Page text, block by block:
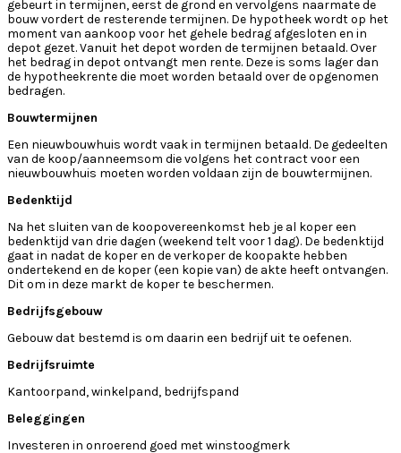
gebeurt in termijnen, eerst de grond en vervolgens naarmate de
bouw vordert de resterende termijnen. De hypotheek wordt op het
moment van aankoop voor het gehele bedrag afgesloten en in
depot gezet. Vanuit het depot worden de termijnen betaald. Over
het bedrag in depot ontvangt men rente. Deze is soms lager dan
de hypotheekrente die moet worden betaald over de opgenomen
bedragen.
Bouwtermijnen
Een nieuwbouwhuis wordt vaak in termijnen betaald. De gedeelten
van de koop/aanneemsom die volgens het contract voor een
nieuwbouwhuis moeten worden voldaan zijn de bouwtermijnen.
Bedenktijd
Na het sluiten van de koopovereenkomst heb je al koper een
bedenktijd van drie dagen (weekend telt voor 1 dag). De bedenktijd
gaat in nadat de koper en de verkoper de koopakte hebben
ondertekend en de koper (een kopie van) de akte heeft ontvangen.
Dit om in deze markt de koper te beschermen.
Bedrijfsgebouw
Gebouw dat bestemd is om daarin een bedrijf uit te oefenen.
Bedrijfsruimte
Kantoorpand, winkelpand, bedrijfspand
Beleggingen
Investeren in onroerend goed met winstoogmerk